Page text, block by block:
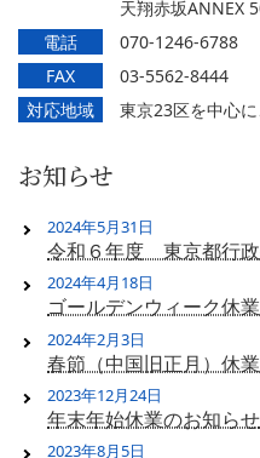
天翔赤坂ANNEX
電話
070-1246-6788
FAX
03-5562-8444
対応地域
東京23区を中心
お知らせ
令和６年度 東京都行
2024年5月31日
ゴールデンウィーク休
2024年4月18日
春節（中国旧正月）休
2024年2月3日
年末年始休業のお知らせ
2023年12月24日
2023年8月5日